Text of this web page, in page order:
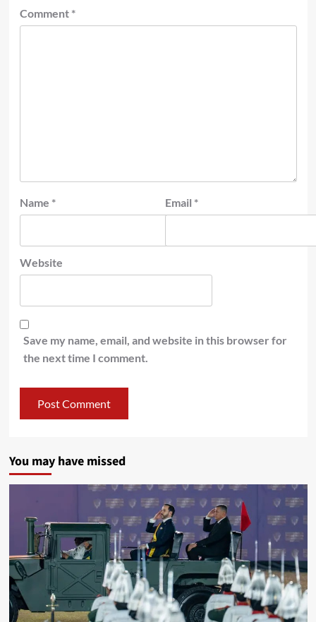
Comment *
Name * Email *
Website
Save my name, email, and website in this browser for
the next time I comment.
You may have missed